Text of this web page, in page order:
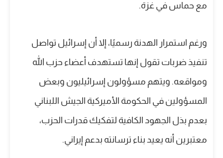
مع حماس في غزة.
ورغم استمرار الهدنة رسميًا، إلا أن إسرائيل تواصل
تنفيذ ضربات تقول إنها تستهدف أعضاء حزب الله
ومواقعه. ويتهم مسؤولون إسرائيليون وبعض
المسؤولين في الحكومة الأميركية الجيش اللبناني
بعدم بذل الجهود الكافية لتفكيك قدرات الحزب،
معتبرين أنه يعيد بناء ترسانته بدعم إيراني.